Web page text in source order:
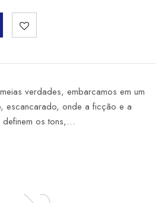
verdades, embarcamos em um
escancarado, onde a ficção e a
definem os tons,…